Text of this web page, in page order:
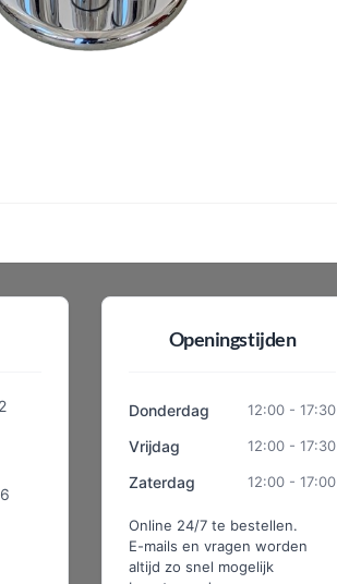
Openingstijden
Donderdag 12:00 - 17:30
Vrijdag 12:00 - 17:30
Zaterdag 12:00 - 17:00
Online 24/7 te bestellen.
E-mails en vragen worden
altijd zo snel mogelijk